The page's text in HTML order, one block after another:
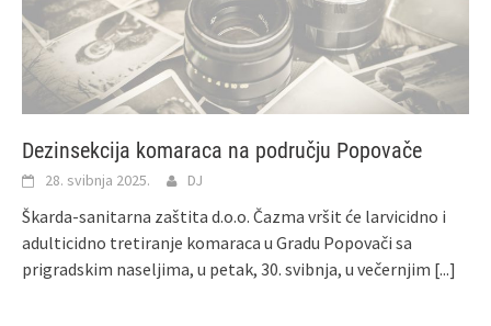
Dezinsekcija komaraca na području Popovače
28. svibnja 2025. DJ
Škarda-sanitarna zaštita d.o.o. Čazma vršit će larvicidno i
adulticidno tretiranje komaraca u Gradu Popovači sa
prigradskim naseljima, u petak, 30. svibnja, u večernjim [...]